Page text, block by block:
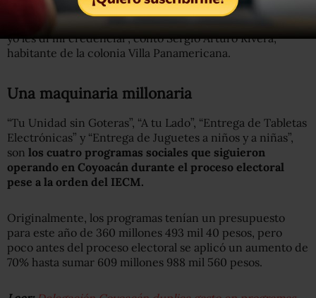
“Para todo te pedían la credencial de elector… nos
decían les vamos a dar una tableta (electrónica), así que
yo les di mi credencial”, contó Sergio Arturo Rivera,
habitante de la colonia Villa Panamericana.
Una maquinaria millonaria
“Tu Unidad sin Goteras”, “A tu Lado”, “Entrega de Tabletas
Electrónicas” y “Entrega de Juguetes a niños y a niñas”,
son los cuatro programas sociales que siguieron
operando en Coyoacán durante el proceso electoral
pese a la orden del IECM.
Originalmente, los programas tenían un presupuesto
para este año de 360 millones 493 mil 40 pesos, pero
poco antes del proceso electoral se aplicó un aumento de
70% hasta sumar 609 millones 988 mil 560 pesos.